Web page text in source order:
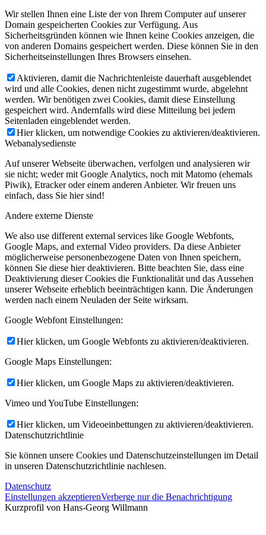
Wir stellen Ihnen eine Liste der von Ihrem Computer auf unserer
Domain gespeicherten Cookies zur Verfügung. Aus
Sicherheitsgründen können wie Ihnen keine Cookies anzeigen, die
von anderen Domains gespeichert werden. Diese können Sie in den
Sicherheitseinstellungen Ihres Browsers einsehen.
Aktivieren, damit die Nachrichtenleiste dauerhaft ausgeblendet
wird und alle Cookies, denen nicht zugestimmt wurde, abgelehnt
werden. Wir benötigen zwei Cookies, damit diese Einstellung
gespeichert wird. Andernfalls wird diese Mitteilung bei jedem
Seitenladen eingeblendet werden.
Hier klicken, um notwendige Cookies zu aktivieren/deaktivieren.
Webanalysedienste
Auf unserer Webseite überwachen, verfolgen und analysieren wir
sie nicht; weder mit Google Analytics, noch mit Matomo (ehemals
Piwik), Etracker oder einem anderen Anbieter. Wir freuen uns
einfach, dass Sie hier sind!
Andere externe Dienste
We also use different external services like Google Webfonts,
Google Maps, and external Video providers. Da diese Anbieter
möglicherweise personenbezogene Daten von Ihnen speichern,
können Sie diese hier deaktivieren. Bitte beachten Sie, dass eine
Deaktivierung dieser Cookies die Funktionalität und das Aussehen
unserer Webseite erheblich beeinträchtigen kann. Die Änderungen
werden nach einem Neuladen der Seite wirksam.
Google Webfont Einstellungen:
Hier klicken, um Google Webfonts zu aktivieren/deaktivieren.
Google Maps Einstellungen:
Hier klicken, um Google Maps zu aktivieren/deaktivieren.
Vimeo und YouTube Einstellungen:
Hier klicken, um Videoeinbettungen zu aktivieren/deaktivieren.
Datenschutzrichtlinie
Sie können unsere Cookies und Datenschutzeinstellungen im Detail
in unseren Datenschutzrichtlinie nachlesen.
Datenschutz
Einstellungen akzeptierenVerberge nur die Benachrichtigung
Kurzprofil von Hans-Georg Willmann